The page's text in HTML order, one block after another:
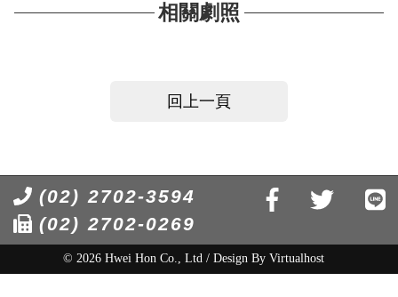
相關劇照
回上一頁
(02) 2702-3594
(02) 2702-0269
© 2026 Hwei Hon Co., Ltd / Design By Virtualhost